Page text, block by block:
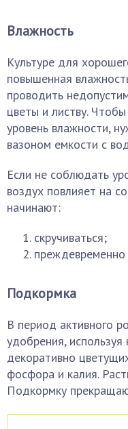
Влажность
Культуре для
повышенная
проводить
цветы и листву.
уровень влажности,
вазоном емкости с
Если не соблюдать
воздух повлияет на
начинают:
скручиваться;
преждевременно
Подкормка
В период активного
удобрения,
декоративно
фосфора и калия.
Подкормку